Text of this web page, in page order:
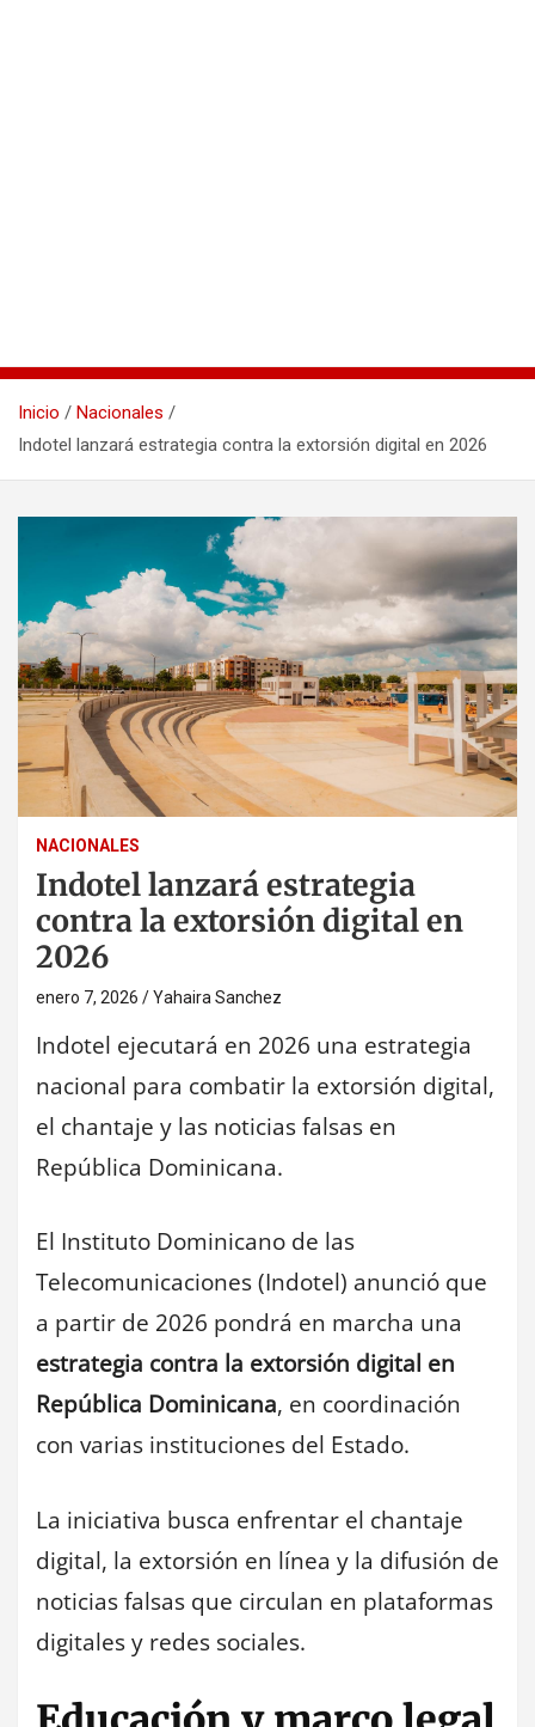
Inicio
Nacionales
Indotel lanzará estrategia contra la extorsión digital en 2026
NACIONALES
Indotel lanzará estrategia
contra la extorsión digital en
2026
enero 7, 2026 Yahaira Sanchez
Indotel ejecutará en 2026 una estrategia
nacional para combatir la extorsión digital,
el chantaje y las noticias falsas en
República Dominicana.
El Instituto Dominicano de las
Telecomunicaciones (Indotel) anunció que
a partir de 2026 pondrá en marcha una
estrategia contra la extorsión digital en
República Dominicana, en coordinación
con varias instituciones del Estado.
La iniciativa busca enfrentar el chantaje
digital, la extorsión en línea y la difusión de
noticias falsas que circulan en plataformas
digitales y redes sociales.